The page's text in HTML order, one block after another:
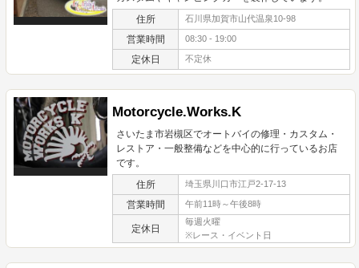
住所 石川県加賀市山代温泉10-98
営業時間 08:30 - 19:00
定休日 不定休
Motorcycle.Works.K
さいたま市岩槻区でオートバイの修理・カスタム・
レストア・一般整備などを中心的に行っているお店
です。
住所 埼玉県川口市江戸2-17-13
営業時間 午前11時～午後8時
定休日
毎週火曜
※レース・イベント日